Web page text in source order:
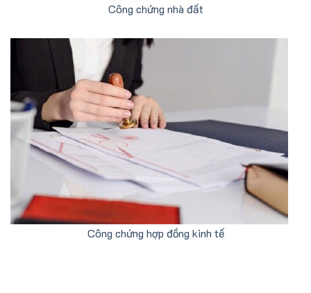
Công chứng nhà đất
Công chứng hợp đồng kinh tế